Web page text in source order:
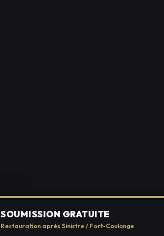
SOUMISSION GRATUITE
Restauration après Sinistre / Fort-Coulonge